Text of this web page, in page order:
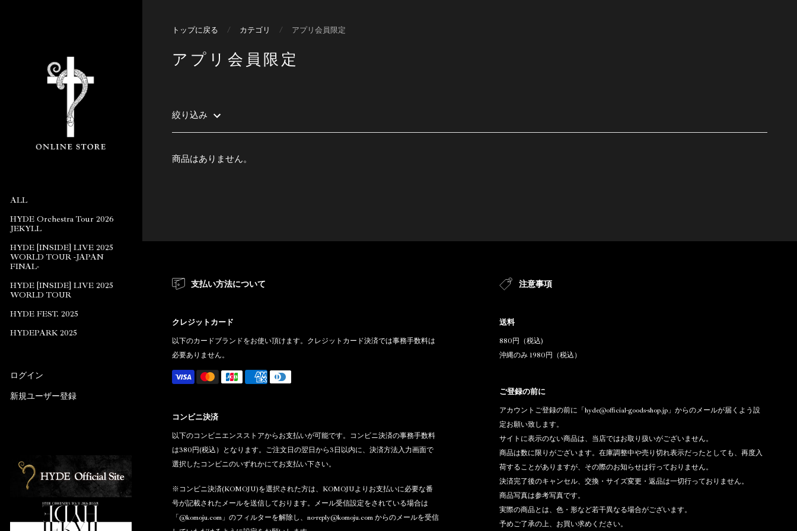
ALL
HYDE Orchestra Tour 2026
JEKYLL
HYDE [INSIDE] LIVE 2025
WORLD TOUR -JAPAN
FINAL-
HYDE [INSIDE] LIVE 2025
WORLD TOUR
HYDE FEST. 2025
HYDEPARK 2025
ログイン
新規ユーザー登録
トップに戻る / カテゴリ / アプリ会員限定
アプリ会員限定
絞り込み
商品はありません。
支払い方法について
クレジットカード
以下のカードブランドをお使い頂けます。クレジットカード決済では事務手数料は
必要ありません。
コンビニ決済
以下のコンビニエンスストアからお支払いが可能です。コンビニ決済の事務手数料
は380円(税込）となります。ご注文日の翌日から3日以内に、決済方法入力画面で
選択したコンビニのいずれかにてお支払い下さい。
※コンビニ決済(KOMOJU)を選択された方は、KOMOJUよりお支払いに必要な番
号が記載されたメールを送信しております。メール受信設定をされている場合は
「@komoju.com」のフィルターを解除し、no-reply@komoju.com からのメールを受信
注意事項
送料
880円（税込)
沖縄のみ 1980円（税込）
ご登録の前に
アカウントご登録の前に「hyde@official-goods-shop.jp」からのメールが届くよう設
定お願い致します。
サイトに表示のない商品は、当店ではお取り扱いがございません。
商品は数に限りがございます。在庫調整中や売り切れ表示だったとしても、再度入
荷することがありますが、その際のお知らせは行っておりません。
決済完了後のキャンセル、交換・サイズ変更・返品は一切行っておりません。
商品写真は参考写真です。
実際の商品とは、色・形など若干異なる場合がございます。
予めご了承の上、お買い求めください。